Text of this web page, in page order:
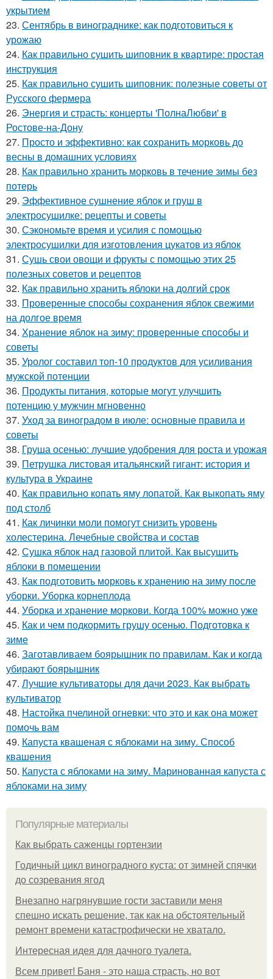
укрытием
23. Сентябрь в винограднике: как подготовиться к
урожаю
24. Как правильно сушить шиповник в квартире: простая
инструкция
25. Как правильно сушить шиповник: полезные советы от
Русского фермера
26. Энергия и страсть: концерты 'ПолнаЛюбви' в
Ростове-на-Дону
27. Просто и эффективно: как сохранить морковь до
весны в домашних условиях
28. Как правильно хранить морковь в течение зимы без
потерь
29. Эффективное сушнение яблок и груш в
электросушилке: рецепты и советы
30. Сэкономьте время и усилия с помощью
электросушилки для изготовления цукатов из яблок
31. Сушь свои овощи и фрукты с помощью этих 25
полезных советов и рецептов
32. Как правильно хранить яблоки на долгий срок
33. Проверенные способы сохранения яблок свежими
на долгое время
34. Хранение яблок на зиму: проверенные способы и
советы
35. Уролог составил топ-10 продуктов для усиливания
мужской потенции
36. Продукты питания, которые могут улучшить
потенцию у мужчин мгновенно
37. Уход за виноградом в июле: основные правила и
советы
38. Груша осенью: лучшие удобрения для роста и урожая
39. Петрушка листовая итальянский гигант: история и
культура в Украине
40. Как правильно копать яму лопатой. Как выкопать яму
под столб
41. Как личинки моли помогут снизить уровень
холестерина. Лечебные свойства и состав
42. Сушка яблок над газовой плитой. Как высушить
яблоки в помещении
43. Как подготовить морковь к хранению на зиму после
уборки. Уборка корнеплода
44. Уборка и хранение моркови. Когда 100% можно уже
45. Как и чем подкормить грушу осенью. Подготовка к
зиме
46. Заготавливаем боярышник по правилам. Как и когда
убирают боярышник
47. Лучшие культиваторы для дачи 2023. Как выбрать
культиватор
48. Настойка пчелиной огневки: что это и как она может
помочь вам
49. Капуста квашеная с яблоками на зиму. Способ
квашения
50. Капуста с яблоками на зиму. Маринованная капуста с
яблоками на зиму
Популярные материалы
Как выбрать саженцы гортензии
Годичный цикл виноградного куста: от зимней спячки
до созревания ягод
Внезапно нагрянувшие гости заставили меня
спешно искать решение, так как на обстоятельный
ремонт времени катастрофически не хватало.
Интересная идея для дачного туалета.
Всем привет! Баня - это наша страсть, но вот